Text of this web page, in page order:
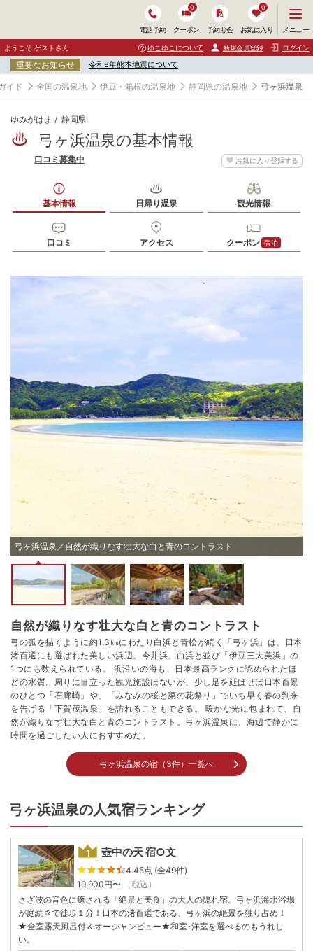
電話予約 クーポン
0
予約照会 お気に入り
0
ニ
ュ
ー
開
く
メニュー
ようこそ ゲストさん ゆこゆこについて 新規会員登録 ログイン
重要なお知らせ 令和8年熊本地震について
イド 全国の温泉地 伊豆・箱根の温泉地 静岡県の温泉地 弓ヶ浜温泉
ゆみがはま 静岡県
弓ヶ浜温泉の基本情報
お気に入り登録する
口コミ募集中
基本情報 日帰り温泉 観光情報
口コミ アクセス クーポン 宿泊
弓ヶ浜温泉／自然が織りなす壮大な白と青のコントラスト
自然が織りなす壮大な白と青のコントラスト
弓の弧を描くように約1.3㎞にわたり白浜と青松が続く「弓ヶ浜」は、日本
渚百選にも選ばれた美しい浜辺。今井浜、白浜と並び「伊豆三大美浜」の
1つにも数えられている。 浜沿いの海も、日本最高ランクに認められたほ
どの水質。周りに目立った観光施設はないが、少し足を延ばせば日本百景
のひとつ「石廊崎」や、「みなみの桜と菜の花祭り」でいち早く春の到来
を告げる「下賀茂温泉」を訪れることもできる。 暖かな光に包まれて、自
然が織りなす壮大な白と青のコントラスト。弓ヶ浜温泉は、海辺で静かに
時間を過ごしたい人におすすめだ。
弓ヶ浜温泉の宿（3件）一覧へ
弓ヶ浜温泉の人気宿ランキング
壺中の天 宿○文
4.45点 (全49件)
19,900円〜
（税込）
さざ波の音色に癒される「絶景と美食」の大人の隠れ宿。弓ヶ浜海水浴場
が庭続きで徒歩１分！日本の渚百選である、弓ヶ浜の絶景を独り占め！
★全室露天風呂付＆オーシャンビュー★和室･洋室を選べるのもうれし
い。